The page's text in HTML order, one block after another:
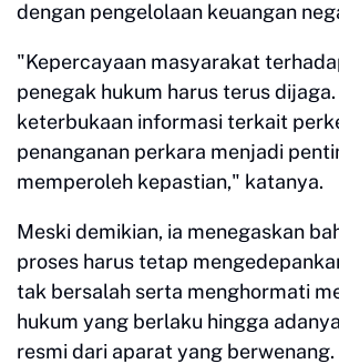
dengan pengelolaan keuangan
"Kepercayaan masyarakat
penegak hukum harus terus
keterbukaan informasi terkait
penanganan perkara menjadi
memperoleh kepastian," katanya.
Meski demikian, ia menegaskan
proses harus tetap
tak bersalah serta menghormati
hukum yang berlaku hingga
resmi dari aparat yang berwenang.